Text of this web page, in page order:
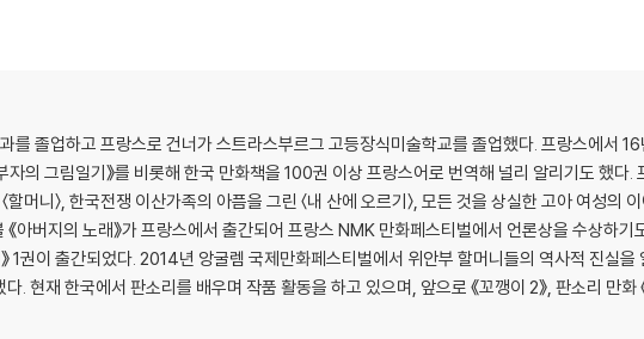
를 졸업하고 프랑스로 건너가 스트라스부르그 고등장식미술학교를 졸업했다. 프랑스에서
자의 그림일기》를 비롯해 한국 만화책을 100권 이상 프랑스어로 번역해 널리 알리기도 했다.
머니〉, 한국전쟁 이산가족의 아픔을 그린 〈내 산에 오르기〉, 모든 것을 상실한 고아 여성의 이
아버지의 노래》가 프랑스에서 출간되어 프랑스 NMK 만화페스티벌에서 언론상을 수상하기
1권이 출간되었다. 2014년 앙굴렘 국제만화페스티벌에서 위안부 할머니들의 역사적 진실을
. 현재 한국에서 판소리를 배우며 작품 활동을 하고 있으며, 앞으로 《꼬깽이 2》, 판소리 만화